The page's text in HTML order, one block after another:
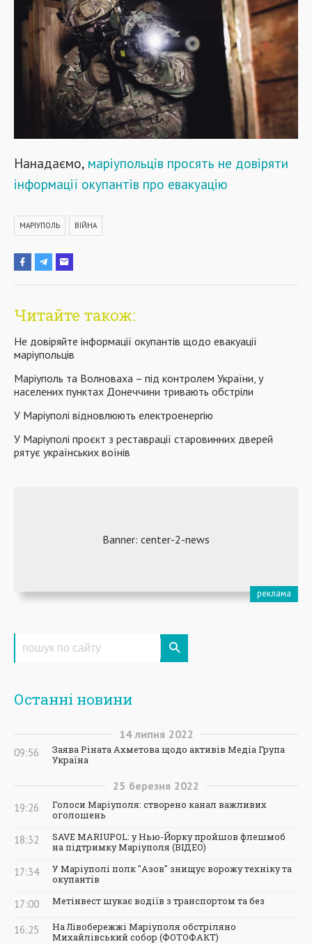
Нанадаємо, маріупольців просять не довіряти
інформації окупантів про евакуацію
МАРІУПОЛЬ ВІЙНА
Читайте також:
Не довіряйте інформації окупантів щодо евакуації
маріупольців
Маріуполь та Волноваха – під контролем України, у
населених пунктах Донеччини тривають обстріли
У Маріуполі відновлюють електроенергію
У Маріуполі проєкт з реставрації старовинних дверей
рятує українських воїнів
Останні новини
14 липня 2022
09:56
Заява Ріната Ахметова щодо активів Медіа Група
Україна
25 березня 2022
19:26
Голоси Маріуполя: створено канал важливих
оголошень
18:32
SAVE MARIUPOL: у Нью-Йорку пройшов флешмоб
на підтримку Маріуполя (ВІДЕО)
17:34
У Маріуполі полк "Азов" знищує ворожу техніку та
окупантів
17:00 Метінвест шукає водіїв з транспортом та без
16:25
На Лівобережжі Маріуполя обстріляно
Михайлівський собор (ФОТОФАКТ)